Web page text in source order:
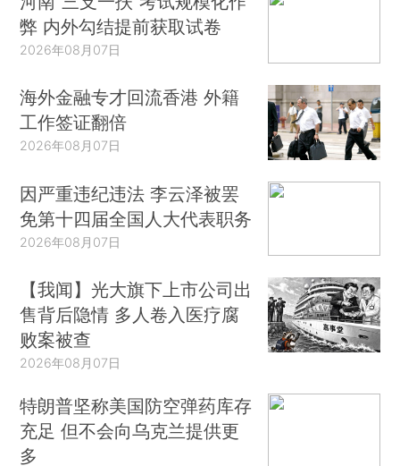
弊 内外勾结提前获取试卷
2026年08月07日
海外金融专才回流香港 外籍
工作签证翻倍
2026年08月07日
因严重违纪违法 李云泽被罢
免第十四届全国人大代表职务
2026年08月07日
【我闻】光大旗下上市公司出
售背后隐情 多人卷入医疗腐
败案被查
2026年08月07日
特朗普坚称美国防空弹药库存
充足 但不会向乌克兰提供更
多